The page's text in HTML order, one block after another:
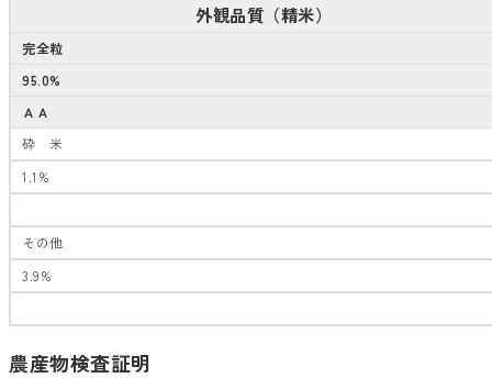
外観品質（精米）
完全粒
95.0%
ＡＡ
砕 米
1.1%
その他
3.9%
農産物検査証明